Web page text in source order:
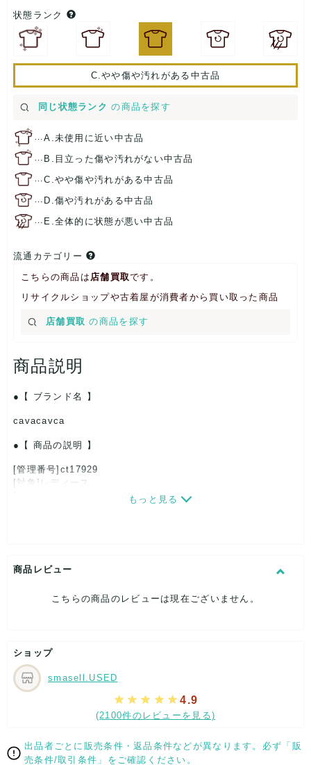
状態ランク
C.やや傷や汚れがある中古品
同じ状態ランク の商品を探す
…A.未使用に近い中古品
… B.目立った傷や汚れがない中古品
…C.やや傷や汚れがある中古品
… D.傷や汚れがある中古品
… E.全体的に状態が悪い中古品
流通カテゴリー
こちらの商品は 店舗買取です。
リサイクルショップや古着屋が消費者から買い取った商品
店舗買取 の商品を探す
商品説明
【 ブランド名 】
cavacavca
【 商品の説明 】
[管理番号]ct17929
[対象]レディース
筒丈：約14cm
筒周り：約27cm
[付属品]なし
こちらはUSED品になりますので、使用に伴い、
部分的に少々ダメージはございますが、
全体的には、まだまだご活躍頂けるお品になります。
ダメージはできる限り、撮影しておりますので、ご確認下さい
【 サイズ・容量 】
もっと見る
商品レビュー
こちらの商品のレビューは現在ございません。
ショップ
smasell.USED
4.9
(2100件のレビューを見る)
出品者ごとに販売条件・返品条件などが異なります。必ず「販
売条件/取引条件」をご確認ください。